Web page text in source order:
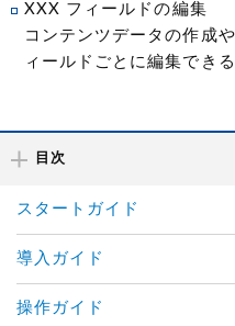
XXX フィールドの編集
コンテンツデータの作成
ィールドごとに編集でき
目次
スタートガイド
導入ガイド
操作ガイド